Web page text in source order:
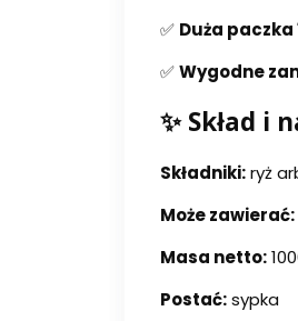
✅ Duża paczka
✅Wygodne
✨ Skład i
Składniki:ryż
Może zawierać:
Masa netto:
Postać:sypka